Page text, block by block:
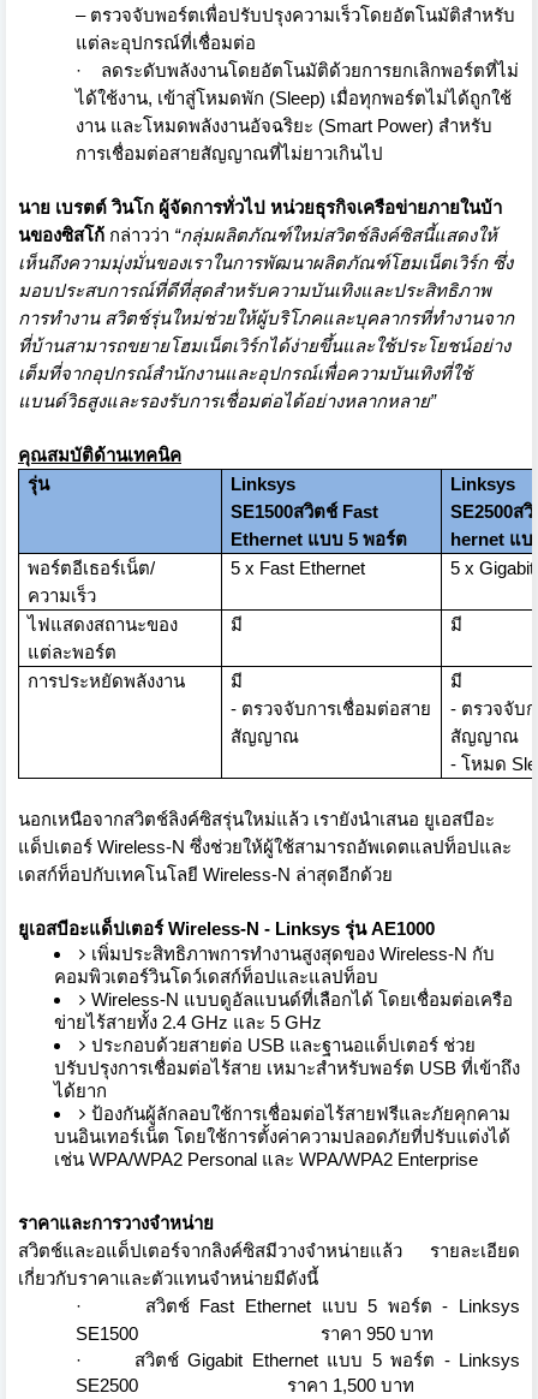
– ตรวจจับพอร์ตเพื่อปรับปรุงความเร็วโดยอัตโนมัติสำหรับ
แต่ละอุปกรณ์ที่เชื่อมต่อ
·
ลดระดับพลังงานโดยอัตโนมัติด้วยการยกเลิกพอร์ตที่ไม่
ได้ใช้งาน, เข้าสู่โหมดพัก (Sleep) เมื่อทุกพอร์ตไม่ได้ถูกใช้
งาน และโหมดพลังงานอัจฉริยะ (Smart Power) สำหรับ
การเชื่อมต่อสายสัญญาณที่ไม่ยาวเกินไป
นาย เบรตต์ วินโก ผู้จัดการทั่วไป หน่วยธุรกิจเครือข่ายภายในบ้า
นของซิสโก้ กล่าวว่า “กลุ่มผลิตภัณฑ์ใหม่สวิตช์ลิงค์ซิสนี้แสดงให้
เห็นถึงความมุ่งมั่นของเราในการพัฒนาผลิตภัณฑ์โฮมเน็ตเวิร์ก ซึ่ง
มอบประสบการณ์ที่ดีที่สุดสำหรับความบันเทิงและประสิทธิภาพ
การทำงาน สวิตช์รุ่นใหม่ช่วยให้ผู้บริโภคและบุคลากรที่ทำงานจาก
ที่บ้านสามารถขยายโฮมเน็ตเวิร์กได้ง่ายขึ้นและใช้ประโยชน์อย่าง
เต็มที่จากอุปกรณ์สำนักงานและอุปกรณ์เพื่อความบันเทิงที่ใช้
แบนด์วิธสูงและรองรับการเชื่อมต่อได้อย่างหลากหลาย”
คุณสมบัติด้านเทคนิค
รุ่น
Linksys
SE1500สวิตช์ Fast
Ethernet แบบ 5 พอร์ต
Linksys
SE2500ส
hernet แบ
พอร์ตอีเธอร์เน็ต/
ความเร็ว
5 x Fast Ethernet 5 x Gigabit
ไฟแสดงสถานะของ
แต่ละพอร์ต
มี มี
การประหยัดพลังงาน
มี
- ตรวจจับการเชื่อมต่อสาย
สัญญาณ
มี
- ตรวจจับ
สัญญาณ
-โหมด
นอกเหนือจากสวิตช์ลิงค์ซิสรุ่นใหม่แล้ว เรายังนำเสนอ ยูเอสบีอะ
แด็ปเตอร์ Wireless-N ซึ่งช่วยให้ผู้ใช้สามารถอัพเดตแลปท็อปและ
เดสก์ท็อปกับเทคโนโลยี Wireless-N ล่าสุดอีกด้วย
ยูเอสบีอะแด็ปเตอร์Wireless-N - Linksys รุ่นAE1000
เพิ่มประสิทธิภาพการทำงานสูงสุดของ Wireless-N กับ
คอมพิวเตอร์วินโดว์เดสก์ท็อปและแลปท็อบ
Wireless-N แบบดูอัลแบนด์ที่เลือกได้ โดยเชื่อมต่อเครือ
ข่ายไร้สายทั้ง 2.4 GHz และ 5 GHz
ประกอบด้วยสายต่อ USB และฐานอแด็ปเตอร์ ช่วย
ปรับปรุงการเชื่อมต่อไร้สาย เหมาะสำหรับพอร์ต USB ที่เข้าถึง
ได้ยาก
ป้องกันผู้ลักลอบใช้การเชื่อมต่อไร้สายฟรีและภัยคุกคาม
บนอินเทอร์เน็ต โดยใช้การตั้งค่าความปลอดภัยที่ปรับแต่งได้
เช่น WPA/WPA2 Personal และ WPA/WPA2 Enterprise
ราคาและการวางจำหน่าย
สวิตช์และอแด็ปเตอร์จากลิงค์ซิสมีวางจำหน่ายแล้ว รายละเอียด
เกี่ยวกับราคาและตัวแทนจำหน่ายมีดังนี้
·
สวิตช์ Fast Ethernet แบบ 5 พอร์ต- Linksys
SE1500
ราคา 950 บาท
·
สวิตช์Gigabit Ethernet แบบ 5 พอร์ต - Linksys
SE2500
ราคา 1,500 บาท